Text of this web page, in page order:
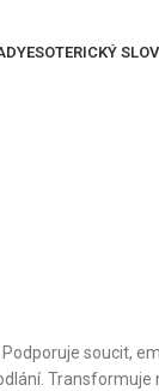
ESOTERICKÝ
soucit,
Transformuje